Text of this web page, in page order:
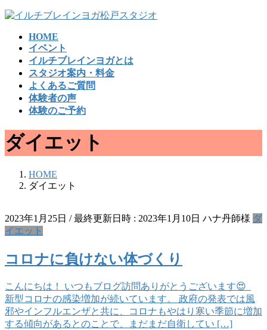
コ
ナ
HOME
イベント
イルチブレインヨガとは
スタジオ案内・料金
よくあるご質問
体験者の声
体験のご予約
ダイエット
HOME
ダイエット
2023年1月25日 / 最終更新日時 : 2023年1月10日 ハナ丹師様 ダ
イエット
コロナに負けない体づくり
こんにちは！ いつもブログ訪問ありがとうございます😍
新型コロナの感染増加が続いています。 政府の発表では風
邪やインフルエンザと共に、コロナもやはり寒い季節に増加
する傾向があるとのことで、まだまだ自衛してい […]